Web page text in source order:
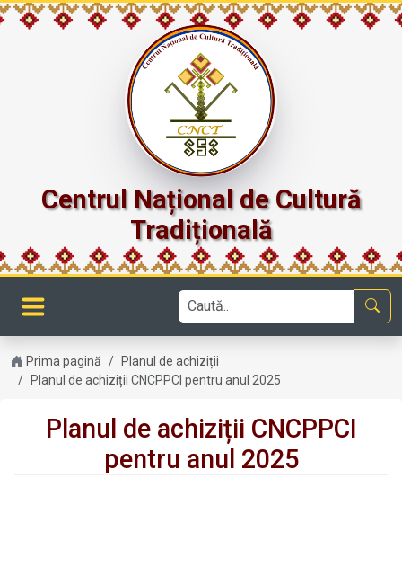
Centrul Național de Cultură
Tradițională
Prima pagină
Planul de achiziții
Planul de achiziții CNCPPCI pentru anul 2025
Planul de achiziții CNCPPCI
pentru anul 2025